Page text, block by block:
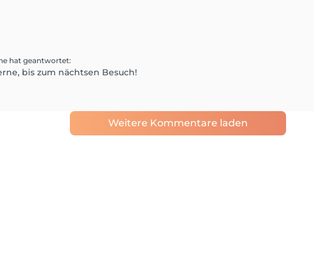
hat geantwortet:
bis zum nächtsen Besuch!
Weitere Kommentare laden